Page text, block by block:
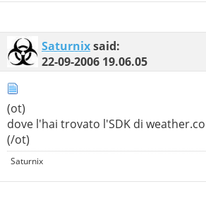
Saturnixsaid:
22-09-2006 19.06.05
(ot)
dove l'hai trovato l'SDK di
(/ot)
Saturnix